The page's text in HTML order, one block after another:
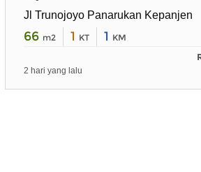
Jl Trunojoyo Panarukan Kepanjen
66 m2 1 KT 1 KM
2 hari yang lalu